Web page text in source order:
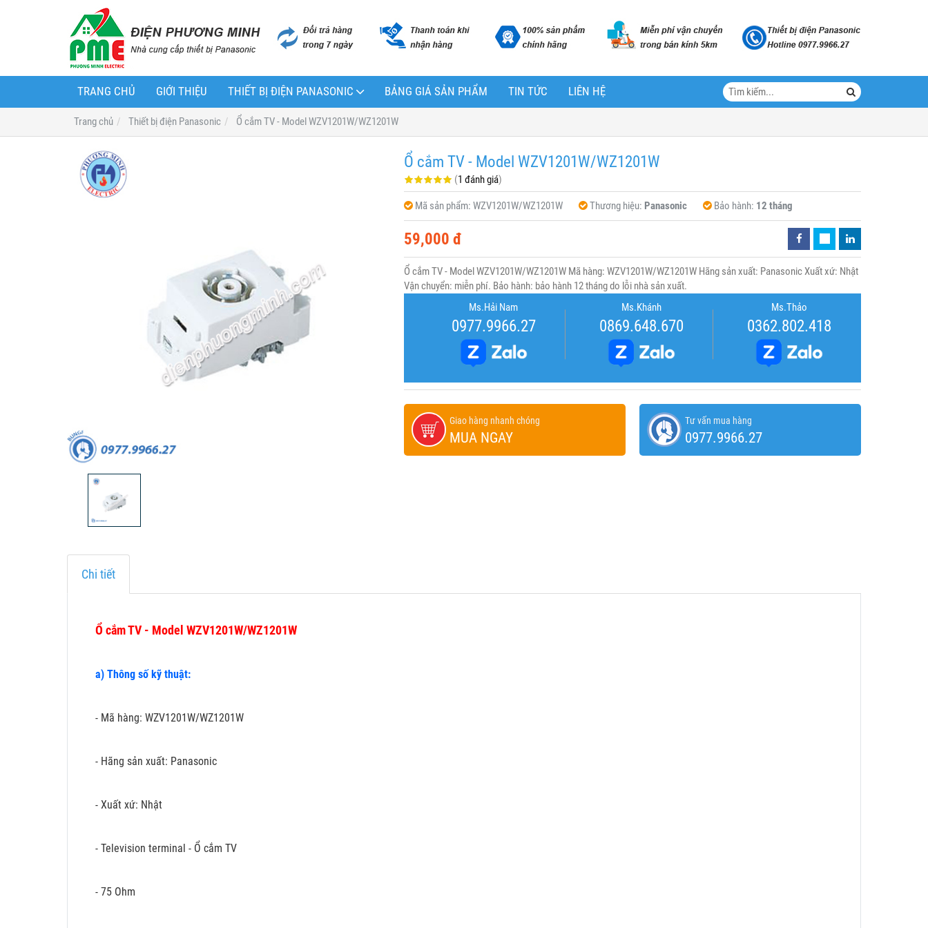
TRANG CHỦ GIỚI THIỆU THIẾT BỊ ĐIỆN PANASONIC BẢNG GIÁ SẢN PHẨM TIN TỨC LIÊN HỆ
Trang chủ Thiết bị điện Panasonic Ổ cắm TV - Model WZV1201W/WZ1201W
Ổ cắm TV - Model WZV1201W/WZ1201W
(1 đánh giá)
Mã sản phẩm: WZV1201W/WZ1201W Thương hiệu: Panasonic Bảo hành: 12 tháng
59,000 đ
Ổ cắm TV - Model WZV1201W/WZ1201W Mã hàng: WZV1201W/WZ1201W Hãng sản xuất: Panasonic Xuất xứ: Nhật
Vận chuyển: miễn phí. Bảo hành: bảo hành 12 tháng do lỗi nhà sản xuất.
Ms.Hải Nam
0977.9966.27
Ms.Khánh
0869.648.670
Ms.Thảo
0362.802.418
Giao hàng nhanh chóng
MUA NGAY
Tư vấn mua hàng
0977.9966.27
Chi tiết
Ổ cắm TV - Model WZV1201W/WZ1201W
a) Thông số kỹ thuật:
- Mã hàng: WZV1201W/WZ1201W
- Hãng sản xuất: Panasonic
- Xuất xứ: Nhật
- Television terminal - Ổ cắm TV
- 75 Ohm